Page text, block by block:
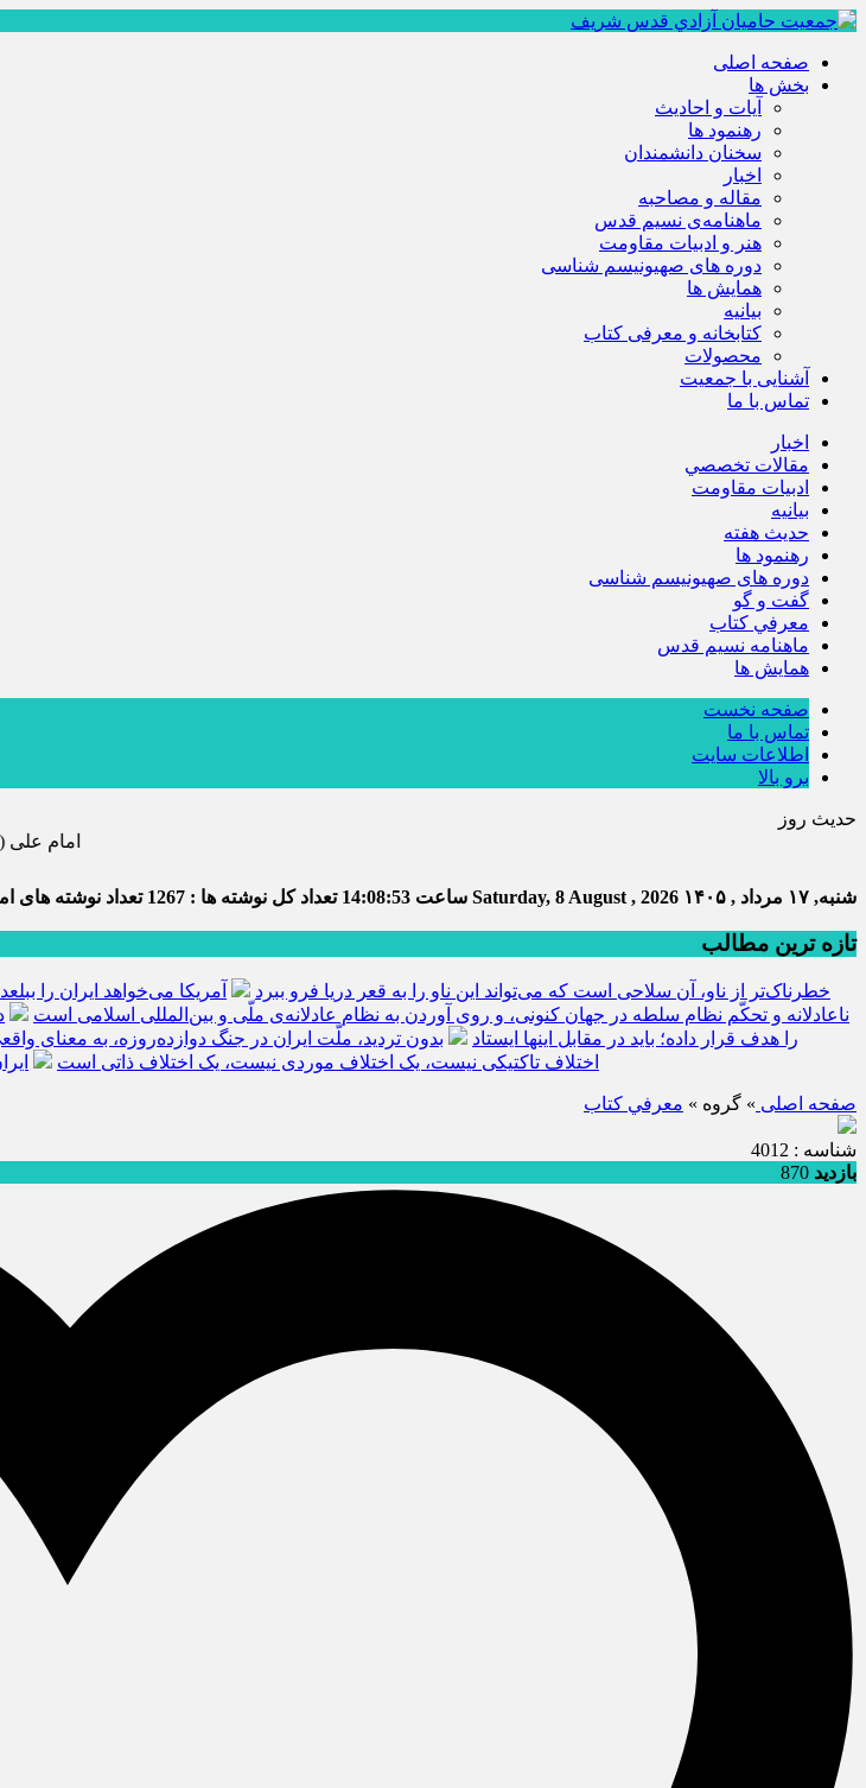
صفحه اصلی
بخش ها
آیات و احادیث
رهنمود ها
سخنان دانشمندان
اخبار
مقاله و مصاحبه
ماهنامه‌ی نسیم قدس
هنر و ادبیات مقاومت
دوره های صهیونیسم شناسی
همايش ها
بيانيه
کتابخانه و معرفی کتاب
محصولات
آشنایی با جمعیت
تماس با ما
اخبار
مقالات تخصصي
ادبيات مقاومت
بيانيه
حديث هفته
رهنمود ها
دوره های صهیونیسم شناسی
گفت و گو
معرفي كتاب
ماهنامه نسيم قدس
همايش ها
صفحه نخست
تماس با ما
اطلاعات سایت
برو بالا
حدیث روز
امام علی (ع) می فرماید : هر کس از خود
شنبه, ۱۷ مرداد , ۱۴۰۵ Saturday, 8 August , 2026 ساعت 14:08:54 تعداد کل نوشته ها : 1267 تعداد نوشته های
تازه ترین مطالب
خطرناک‌تر از ناو، آن سلاحی است که می‌تواند این ناو را به قعر دریا فرو ببرد آمریکا می‌خواهد ایران را
ناعادلانه و تحکّم نظام سلطه در جهان کنونی، و روی آوردن به نظام عادلانه‌ی ملّی و بین‌المللی اسلامی است
را هدف قرار داده؛ باید در مقابل اینها ایستاد
بدون تردید، ملّت ایران در جنگ دوازده‌روزه، به معنای
اختلاف تاکتیکی نیست، یک اختلاف موردی نیست، یک اختلاف ذاتی است
صفحه اصلی » گروه » معرفي كتاب
شناسه : 4012
بازدید 870